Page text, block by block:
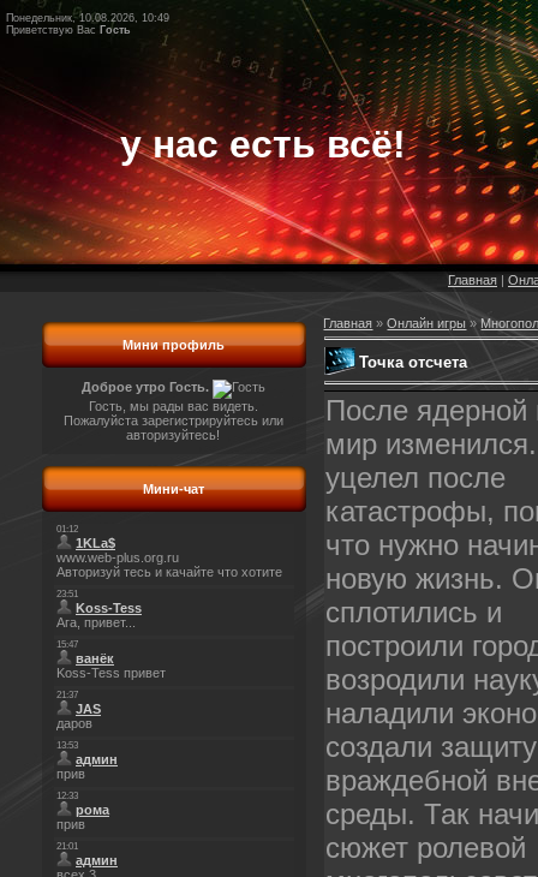
Понедельник, 10.08.2026, 10:49
Приветствую Вас Гость
у нас есть всё!
Главная |
Мини профиль
Доброе утро Гость.
Гость, мы рады вас видеть.
Пожалуйста зарегистрируйтесь или
авторизуйтесь!
Мини-чат
Главная »Онлайн игры »
Точка отсчета
После ядерной
мир
уцелел после
катастрофы,
что нужно
новую жизнь.
сплотились и
построили
возродили
наладили
создали
враждебной
среды. Так
сюжет ролевой